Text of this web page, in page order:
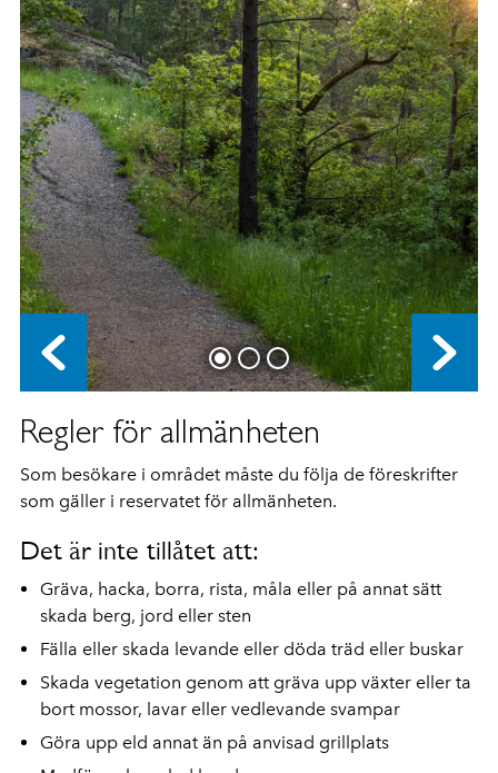
Regler för allmänheten
Som besökare i området måste du följa de föreskrifter
som gäller i reservatet för allmänheten.
Det är inte tillåtet att:
Gräva, hacka, borra, rista, måla eller på annat sätt
skada berg, jord eller sten
Fälla eller skada levande eller döda träd eller buskar
Skada vegetation genom att gräva upp växter eller ta
bort mossor, lavar eller vedlevande svampar
Göra upp eld annat än på anvisad grillplats